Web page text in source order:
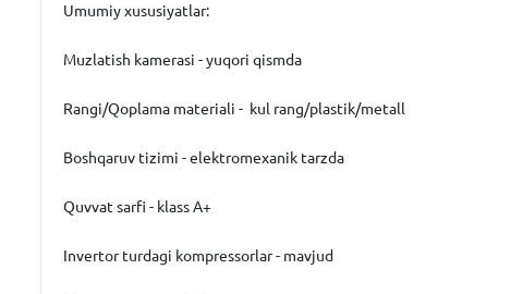
Umumiy xususiyatlar:
Muzlatish kamerasi - yuqori qismda
Rangi/Qoplama materiali - kul rang/plastik/metall
Boshqaruv tizimi - elektromexanik tarzda
Quvvat sarfi - klass A+
Invertor turdagi kompressorlar - mavjud